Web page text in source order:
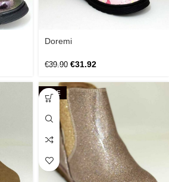
Doremi
€39.90 €31.92
SALE